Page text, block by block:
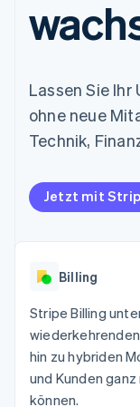
Zugriff auf
125
Authorization
Optimierung der
Bezahlvorgang
Financial
Verbundene
Mehr
Product
Ausblick
Radar
Lassen Sie
ohne neue
Technik,
Jetzt mit
Billing
Stripe Billing
hin zu hybriden
und Kunden
können.